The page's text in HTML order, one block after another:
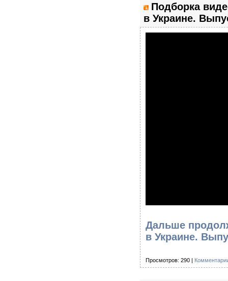
Подборка
в Украине.
Дальше
в Украине.
Просмотров: 290 |